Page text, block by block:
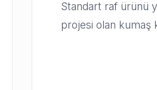
Standart raf ürünü
projesi olan kumaş